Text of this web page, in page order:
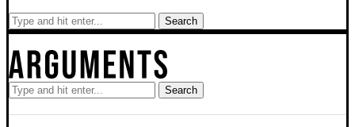
Search
Search